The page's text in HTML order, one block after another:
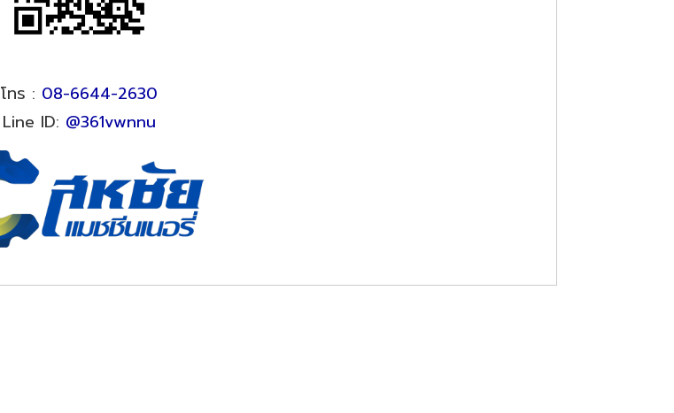
โทร : 08-6644-2630
Line ID: @361vwnnu